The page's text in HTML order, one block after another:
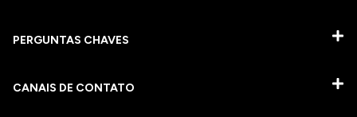
PERGUNTAS CHAVES​
CANAIS DE CONTATO